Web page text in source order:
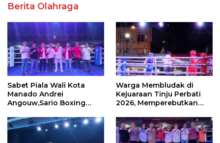
Berita Olahraga
Sabet Piala Wali Kota
Manado Andrei
Angouw,Sario Boxing
Perbati 2026
Warga Membludak di
Kejuaraan Tinju Perbati
2026, Memperebutkan